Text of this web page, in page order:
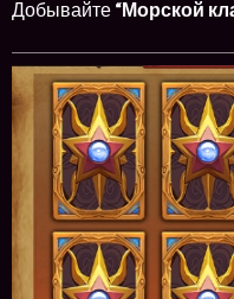
Добывайте “Морской